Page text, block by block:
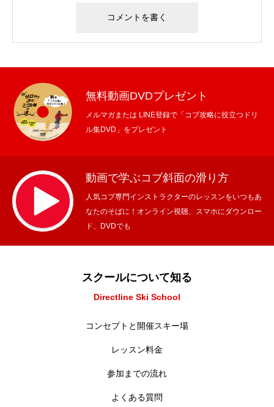
無料動画DVDプレゼント
メルマガまたは LINE登録で「コブ攻略に役立つドリ
ル集DVD」をプレゼント
動画で学ぶコブ斜面の滑り方
人気コブ専門インストラクターのレッスンをいつもあ
なたのそばに！オンライン視聴、スマホにダウンロー
ド、DVDでも
スクールについて知る
Directline Ski School
コンセプトと開催スキー場
レッスン料金
参加までの流れ
よくある質問